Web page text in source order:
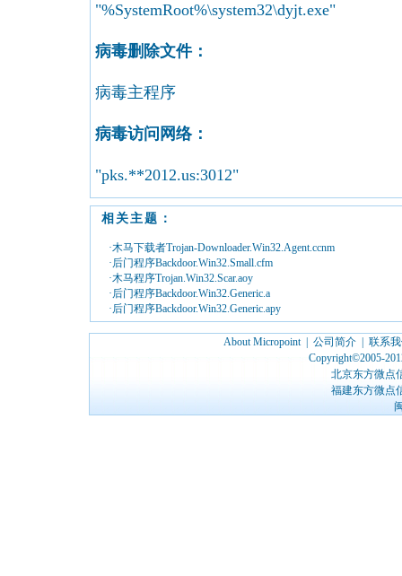
"%SystemRoot%\system32\dyjt.exe"
病毒删除文件：
病毒主程序
病毒访问网络：
"pks.**2012.us:3012"
相关主题：
·木马下载者Trojan-Downloader.Win32.Agent.ccnm
·后门程序Backdoor.Win32.Small.cfm
·木马程序Trojan.Win32.Scar.aoy
·后门程序Backdoor.Win32.Generic.a
·后门程序Backdoor.Win32.Generic.apy
About Micropoint| 公司简介
联系
Copyright©2005-
北京东方微点
福建东方微点